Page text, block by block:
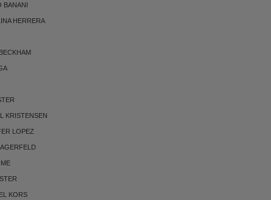
BANANI
HERRERA
KRISTENSEN
LOPEZ
KORS